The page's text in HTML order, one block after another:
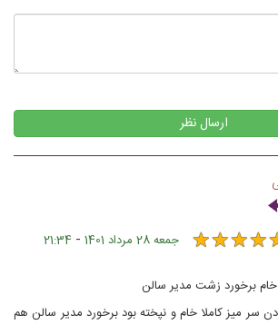
ارسال نظر
★★★★
★★★★ جمعه 28 مرداد 1401 -
21:34
خام برخورد زشت مدیر سالن
سر میز کاملا خام و نپخته بود برخورد مدیر سالن هم